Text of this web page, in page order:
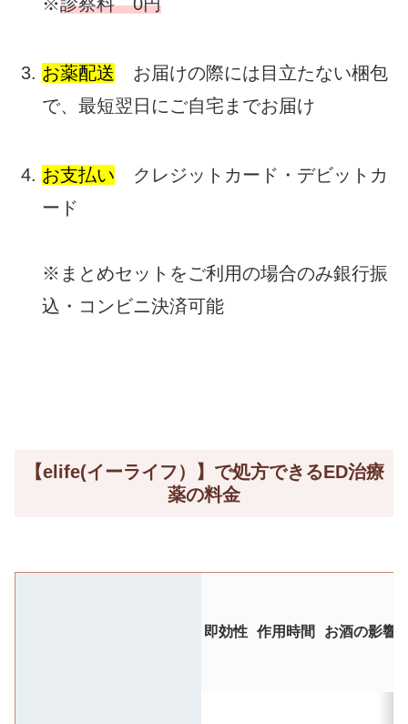
お薬配送 お届けの際には目立たない梱包
で、最短翌日にご自宅までお届け
お支払い クレジットカード・デビットカ
ード
※まとめセットをご利用の場合のみ銀行振
込・コンビニ決済可能
【elife(イーライフ）】で処方できるED治療
薬の料金
即効性 作用時間 お酒の影響